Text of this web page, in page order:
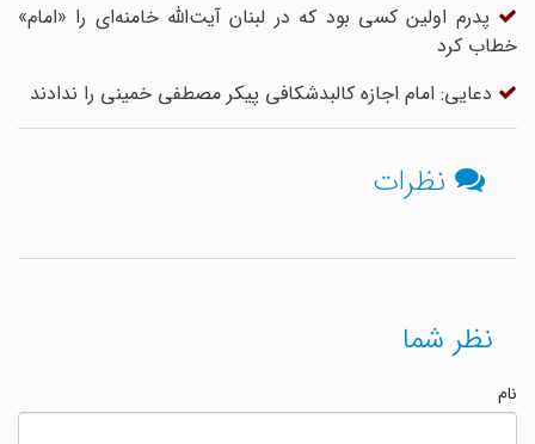
پدرم اولین کسی بود که در لبنان آیت‌الله خامنه‌ای را «امام»
خطاب کرد
دعایی: امام اجازه کالبدشکافی پیکر مصطفی خمینی را ندادند
نظرات
نظر شما